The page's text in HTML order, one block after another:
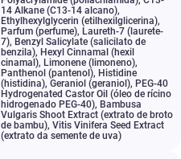
14 Alkane (C13-14 alcano),
Ethylhexylglycerin (etilhexilglicerina),
Parfum (perfume), Laureth-7 (laurete-
7), Benzyl Salicylate (salicilato de
benzila), Hexyl Cinnamal (hexil
cinamal), Limonene (limoneno),
Panthenol (pantenol), Histidine
(histidina), Geraniol (geraniol), PEG-40
Hydrogenated Castor Oil (óleo de rícino
hidrogenado PEG-40), Bambusa
Vulgaris Shoot Extract (extrato de broto
de bambu), Vitis Vinifera Seed Extract
(extrato da semente de uva)